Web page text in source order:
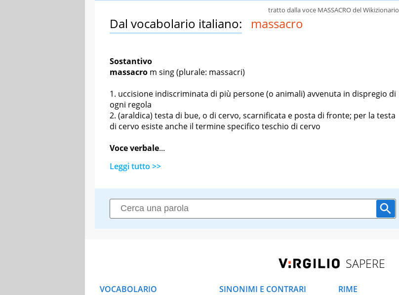
Dal vocabolario italiano: massacro
Sostantivo
massacro m sing(plurale: massacri)
uccisione indiscriminata di più persone (o animali) avvenuta in dispregio di
ogni regola
(araldica) testa di bue, o di cervo, scarnificata e posta di fronte; per la testa
di cervo esiste anche il termine specifico teschio di cervo
Voce verbale...
Leggi tutto >>
tratto dalla voce MASSACRO del Wikizionario
SAPERE
VOCABOLARIO
SINONIMI E CONTRARI
RIME